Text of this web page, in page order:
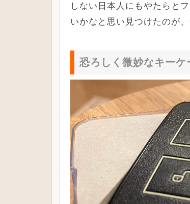
しない日本人にもやたらと
いかなと思い見つけたのが
恐ろしく微妙なキーケ